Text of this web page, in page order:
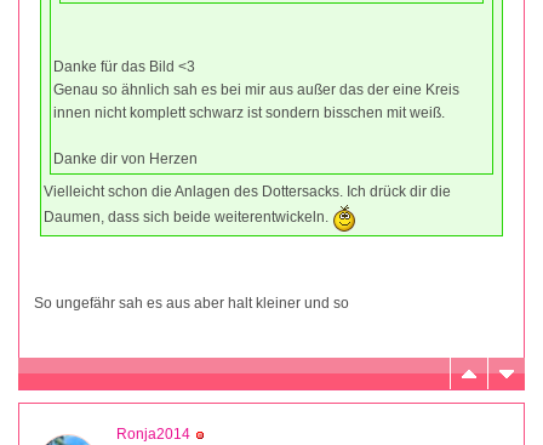
Danke für das Bild <3
Genau so ähnlich sah es bei mir aus außer das der eine Kreis
innen nicht komplett schwarz ist sondern bisschen mit weiß.
Danke dir von Herzen
Vielleicht schon die Anlagen des Dottersacks. Ich drück dir die
Daumen, dass sich beide weiterentwickeln.
So ungefähr sah es aus aber halt kleiner und so
Ronja2014